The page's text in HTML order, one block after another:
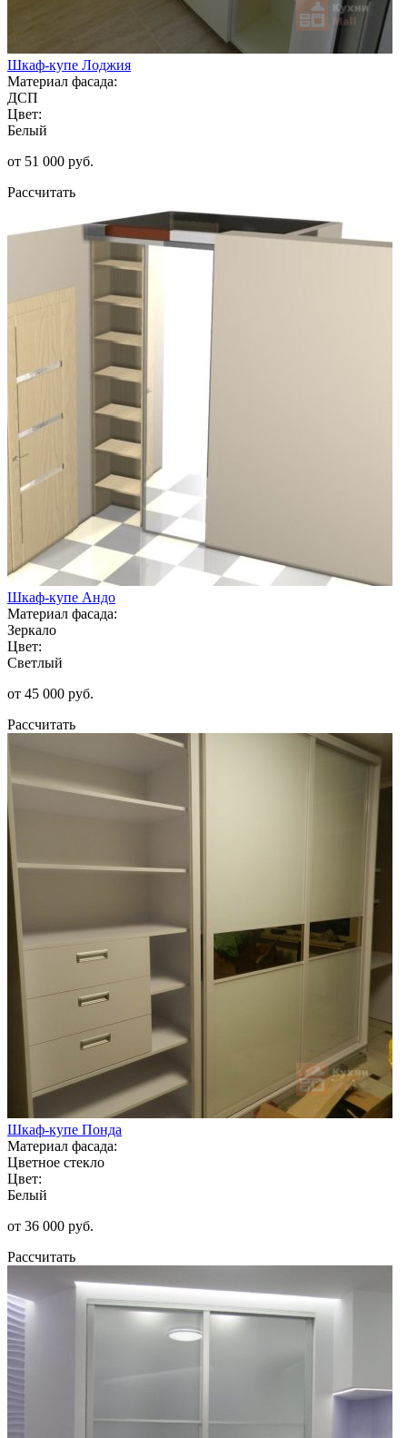
Шкаф-купе Лоджия
Материал фасада:
ДСП
Цвет:
Белый
от 51 000 руб.
Рассчитать
Шкаф-купе Андо
Материал фасада:
Зеркало
Цвет:
Светлый
от 45 000 руб.
Рассчитать
Шкаф-купе Понда
Материал фасада:
Цветное стекло
Цвет:
Белый
от 36 000 руб.
Рассчитать